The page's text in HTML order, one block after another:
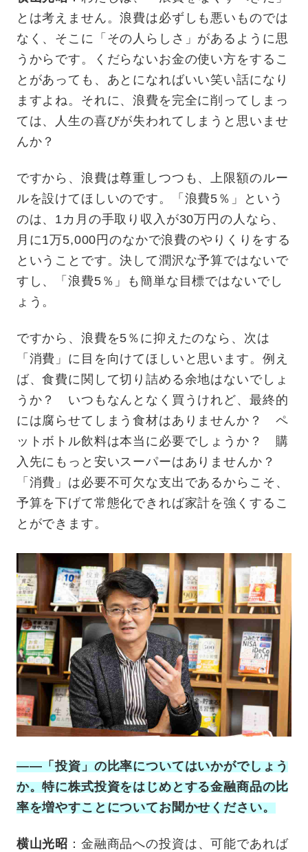
とは考えません。浪費は必ずしも悪いものでは
なく、そこに「その人らしさ」があるように思
うからです。くだらないお金の使い方をするこ
とがあっても、あとになればいい笑い話になり
ますよね。それに、浪費を完全に削ってしまっ
ては、人生の喜びが失われてしまうと思いませ
んか？
ですから、浪費は尊重しつつも、上限額のルー
ルを設けてほしいのです。「浪費5％」という
のは、1カ月の手取り収入が30万円の人なら、
月に1万5,000円のなかで浪費のやりくりをする
ということです。決して潤沢な予算ではないで
すし、「浪費5％」も簡単な目標ではないでし
ょう。
ですから、浪費を5％に抑えたのなら、次は
「消費」に目を向けてほしいと思います。例え
ば、食費に関して切り詰める余地はないでしょ
うか？ いつもなんとなく買うけれど、最終的
には腐らせてしまう食材はありませんか？ ペ
ットボトル飲料は本当に必要でしょうか？ 購
入先にもっと安いスーパーはありませんか？
「消費」は必要不可欠な支出であるからこそ、
予算を下げて常態化できれば家計を強くするこ
とができます。
——「投資」の比率についてはいかがでしょう
か。特に株式投資をはじめとする金融商品の比
率を増やすことについてお聞かせください。
横山光昭 ：金融商品への投資は、可能であれば